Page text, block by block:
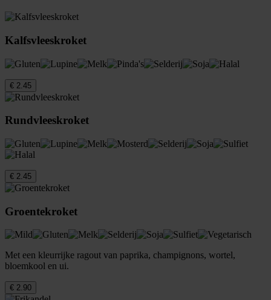
Kalfsvleeskroket
€ 2.45
Rundvleeskroket
€ 2.45
Groentekroket
Met een kleurrijke ragout van paprika, champignons, wortel,
bloemkool en ui.
€ 2.90